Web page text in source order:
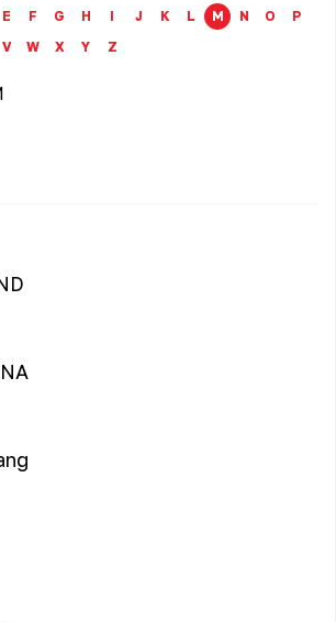
E F G H I J K L M N O
P
V W X Y Z